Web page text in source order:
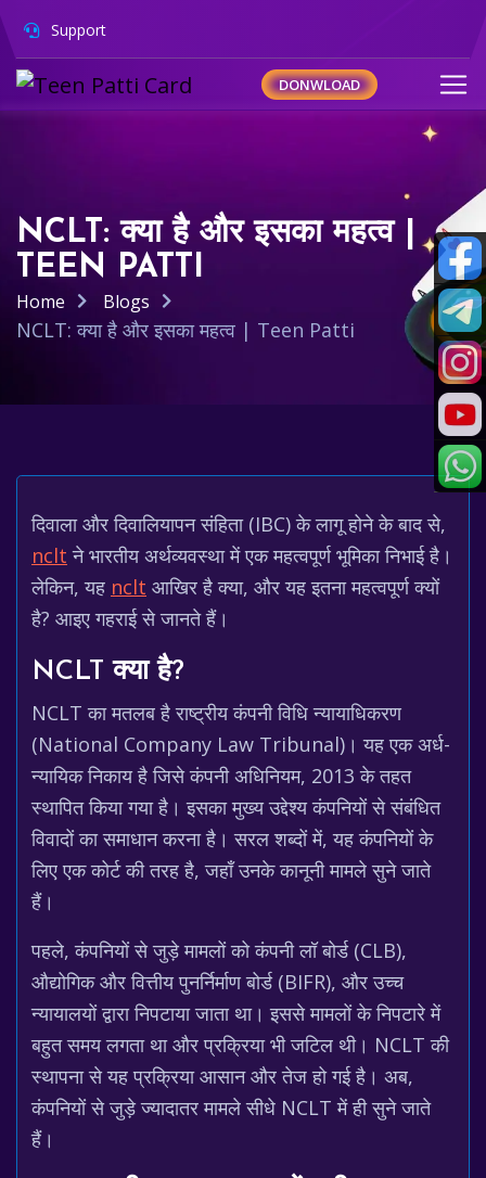
Support
DONWLOAD
NCLT: क्या है और इसका महत्व |
TEEN PATTI
Home Blogs
NCLT: क्या है और इसका महत्व | Teen Patti
दिवाला और दिवालियापन संहिता (IBC) के लागू होने के बाद से,
nclt ने भारतीय अर्थव्यवस्था में एक महत्वपूर्ण भूमिका निभाई है।
लेकिन, यह nclt आखिर है क्या, और यह इतना महत्वपूर्ण क्यों
है? आइए गहराई से जानते हैं।
NCLT क्या है?
NCLT का मतलब है राष्ट्रीय कंपनी विधि न्यायाधिकरण
(National Company Law Tribunal)। यह एक अर्ध-
न्यायिक निकाय है जिसे कंपनी अधिनियम, 2013 के तहत
स्थापित किया गया है। इसका मुख्य उद्देश्य कंपनियों से संबंधित
विवादों का समाधान करना है। सरल शब्दों में, यह कंपनियों के
लिए एक कोर्ट की तरह है, जहाँ उनके कानूनी मामले सुने जाते
हैं।
पहले, कंपनियों से जुड़े मामलों को कंपनी लॉ बोर्ड (CLB),
औद्योगिक और वित्तीय पुनर्निर्माण बोर्ड (BIFR), और उच्च
न्यायालयों द्वारा निपटाया जाता था। इससे मामलों के निपटारे में
बहुत समय लगता था और प्रक्रिया भी जटिल थी। NCLT की
स्थापना से यह प्रक्रिया आसान और तेज हो गई है। अब,
कंपनियों से जुड़े ज्यादातर मामले सीधे NCLT में ही सुने जाते
हैं।